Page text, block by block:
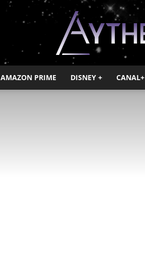
Ayther
AMAZON PRIME DISNEY + CANAL+